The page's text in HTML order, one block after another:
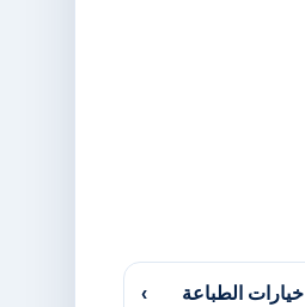
خيارات الطباعة ›